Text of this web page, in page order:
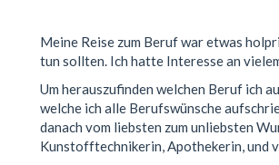
Meine Reise zum Beruf war etwas
tun sollten. Ich hatte Interesse an
Um herauszufinden welchen Beruf ich
welche ich alle Berufswünsche
danach vom liebsten zum unliebsten
Kunstofftechnikerin, Apothekerin, und